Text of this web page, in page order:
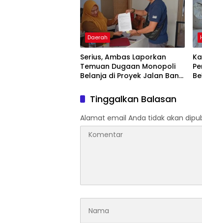
Daerah
Serius, Ambas Laporkan
‎Temuan Dugaan Monopoli
Belanja di Proyek Jalan Bang
Tinggalkan Balasan
Alamat email Anda tidak akan